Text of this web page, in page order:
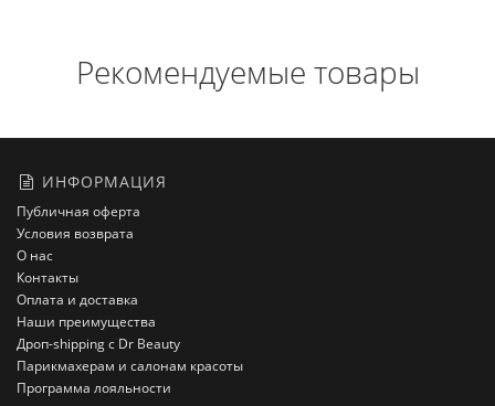
Рекомендуемые товары
ИНФОРМАЦИЯ
Публичная оферта
Условия возврата
О нас
Контакты
Оплата и доставка
Наши преимущества
Дроп-shipping с Dr Beauty
Парикмахерам и салонам красоты
Программа лояльности